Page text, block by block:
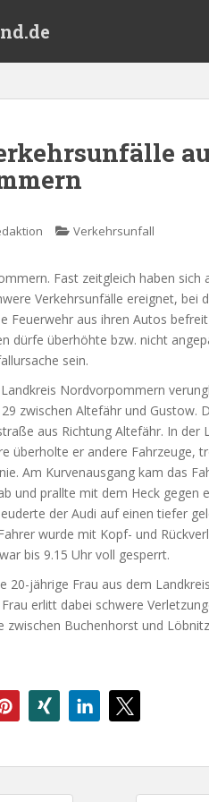
Verkehrsunfall
Fast zeitgleich haben sich
Verkehrsunfälle ereignet, bei
Feuerwehr aus ihren Autos
dürfe überhöhte bzw. nicht
sein.
Nordvorpommern
zwischen Altefähr und Gustow.
aus Richtung Altefähr. In der
überholte er andere Fahrzeuge,
Am Kurvenausgang kam das
und prallte mit dem Heck gegen
der Audi auf einen tiefer
wurde mit Kopf- und
bis 9.15 Uhr voll gesperrt.
20-jährige Frau aus dem
erlitt dabei schwere
zwischen Buchenhorst und